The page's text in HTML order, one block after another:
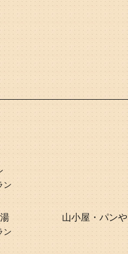
ン
ン
山小屋 ・パンや